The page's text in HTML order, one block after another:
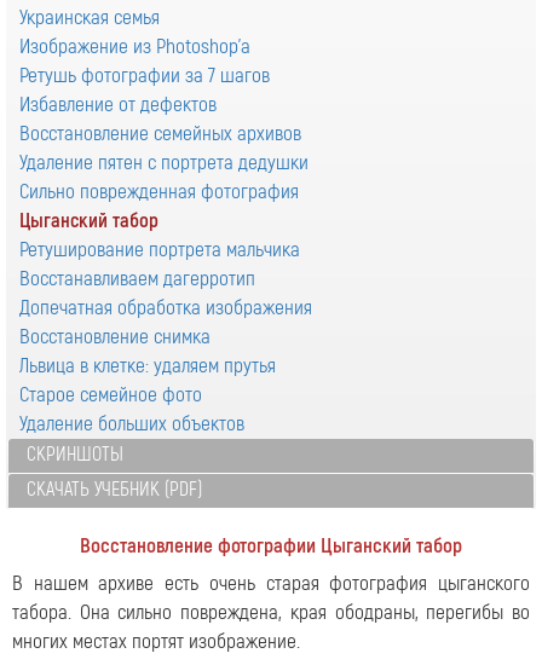
Украинская семья
Изображение из Photoshop'а
Ретушь фотографии за 7 шагов
Избавление от дефектов
Восстановление семейных архивов
Удаление пятен с портрета дедушки
Сильно поврежденная фотография
Цыганский табор
Ретуширование портрета мальчика
Восстанавливаем дагерротип
Допечатная обработка изображения
Восстановление снимка
Львица в клетке: удаляем прутья
Старое семейное фото
Удаление больших объектов
СКРИНШОТЫ
СКАЧАТЬ УЧЕБНИК (PDF)
Восстановление фотографии Цыганский табор
В нашем архиве есть очень старая фотография цыганского
табора. Она сильно повреждена, края ободраны, перегибы во
многих местах портят изображение.